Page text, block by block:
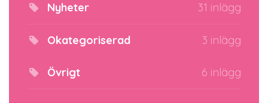
Nyheter 31 inlägg
Okategoriserad 3 inlägg
Övrigt 6 inlägg